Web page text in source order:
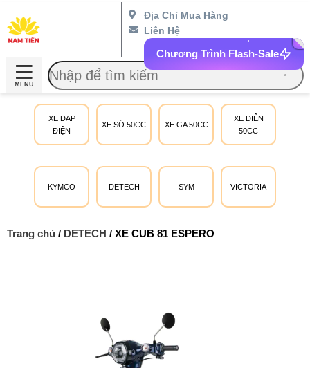
Địa Chỉ Mua Hàng
Liên Hệ
Chương Trình Flash-Sale
MENU
XE ĐẠP
ĐIỆN
XE SỐ 50CC XE GA 50CC
XE ĐIỆN
50CC
KYMCO DETECH SYM VICTORIA
Trang chủ / DETECH / XE CUB 81 ESPERO